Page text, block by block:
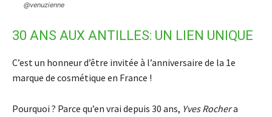
@venuzienne
30 ANS AUX ANTILLES: UN LIEN UNIQUE
C’est un honneur d’être invitée à l’anniversaire de la 1e
marque de cosmétique en France !
Pourquoi ? Parce qu’en vrai depuis 30 ans, Yves Rochera